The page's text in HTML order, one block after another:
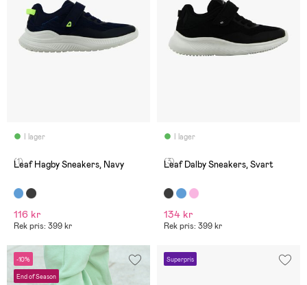
I lager
(1)
Leaf Hagby Sneakers, Navy
116 kr
Rek pris: 399 kr
I lager
(3)
Leaf Dalby Sneakers, Svart
134 kr
Rek pris: 399 kr
-10%
End of Season
Superpris